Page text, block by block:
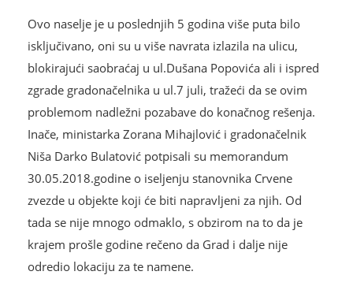
Ovo naselje je u poslednjih 5 godina više puta bilo
isključivano, oni su u više navrata izlazila na ulicu,
blokirajući saobraćaj u ul.Dušana Popovića ali i ispred
zgrade gradonačelnika u ul.7 juli, tražeći da se ovim
problemom nadležni pozabave do konačnog rešenja.
Inače, ministarka Zorana Mihajlović i gradonačelnik
Niša Darko Bulatović potpisali su memorandum
30.05.2018.godine o iseljenju stanovnika Crvene
zvezde u objekte koji će biti napravljeni za njih. Od
tada se nije mnogo odmaklo, s obzirom na to da je
krajem prošle godine rečeno da Grad i dalje nije
odredio lokaciju za te namene.